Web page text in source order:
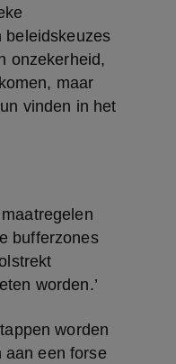
beleidskeuzes
onzekerheid,
maar
vinden in het
bufferzones
worden.’
worden
aan een forse